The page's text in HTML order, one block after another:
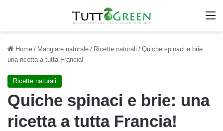
Home / Mangiare naturale / Ricette naturali / Quiche spinaci e brie:
una ricetta a tutta Francia!
Ricette naturali
Quiche spinaci e brie: una
ricetta a tutta Francia!